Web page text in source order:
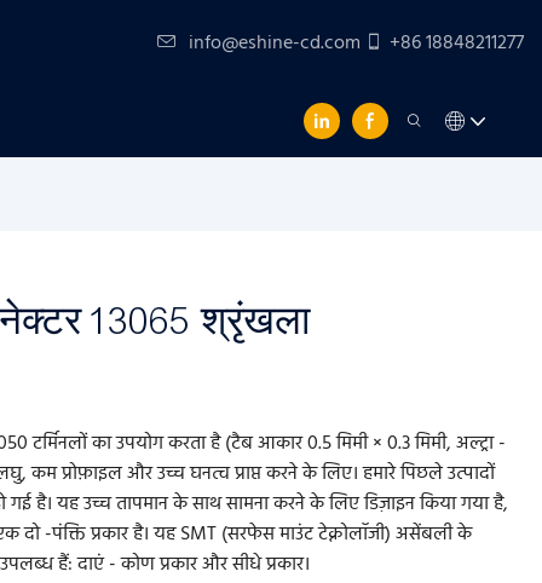
info@eshine-cd.com +86 18848211277
13065 श्रृंखला
टर्मिनलों का उपयोग करता है (टैब आकार 0.5 मिमी × 0.3 मिमी, अल्ट्रा -
कम प्रोफ़ाइल और उच्च घनत्व प्राप्त करने के लिए। हमारे पिछले उत्पादों
है। यह उच्च तापमान के साथ सामना करने के लिए डिज़ाइन किया गया है,
दो -पंक्ति प्रकार है। यह SMT (सरफेस माउंट टेक्नोलॉजी) असेंबली के
हैं: दाएं - कोण प्रकार और सीधे प्रकार।